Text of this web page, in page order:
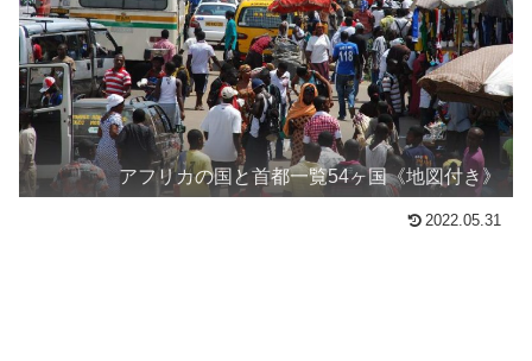
アフリカの国と首都一覧54ヶ国《地図付き》
2022.05.31